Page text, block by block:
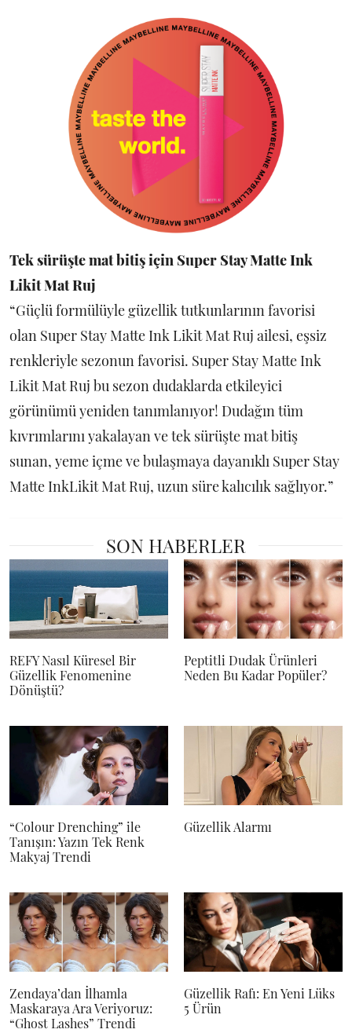
Tek sürüşte mat bitiş için Super Stay Matte Ink
Likit Mat Ruj
“Güçlü formülüyle güzellik tutkunlarının favorisi
olan Super Stay Matte Ink Likit Mat Ruj ailesi, eşsiz
renkleriyle sezonun favorisi. Super Stay Matte Ink
Likit Mat Ruj bu sezon dudaklarda etkileyici
görünümü yeniden tanımlanıyor! Dudağın tüm
kıvrımlarını yakalayan ve tek sürüşte mat bitiş
sunan, yeme içme ve bulaşmaya dayanıklı Super Stay
Matte InkLikit Mat Ruj, uzun süre kalıcılık sağlıyor.”
SON HABERLER
REFY Nasıl Küresel Bir
Güzellik Fenomenine
Dönüştü?
Peptitli Dudak Ürünleri
Neden Bu Kadar Popüler?
“Colour Drenching” ile
Tanışın: Yazın Tek Renk
Makyaj Trendi
Güzellik Alarmı
Zendaya’dan İlhamla
Maskaraya Ara Veriyoruz:
“Ghost Lashes” Trendi
Güzellik Rafı: En Yeni Lüks
5 Ürün